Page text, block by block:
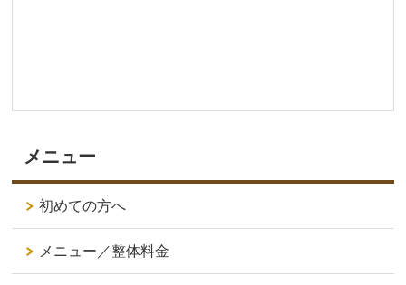
メニュー
初めての方へ
メニュー／整体料金